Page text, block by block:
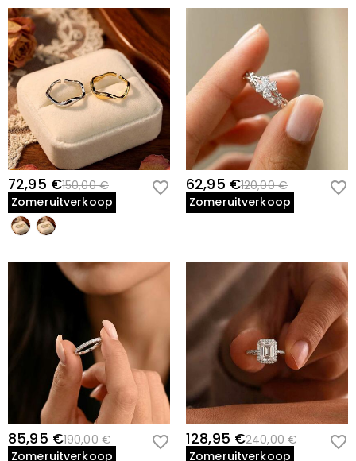
72,95 €150,00 €
Zomeruitverkoop
62,95 €120,00 €
Zomeruitverkoop
85,95 €190,00 €
Zomeruitverkoop
128,95 €240,00 €
Zomeruitverkoop